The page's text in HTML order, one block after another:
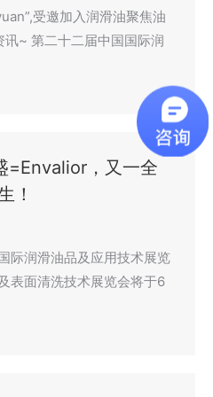
受邀加入润滑油聚焦油
~ 第二十二届中国国际润
=Envalior，又一全
！
际润滑油品及应用技术展览
表面清洗技术展览会将于6